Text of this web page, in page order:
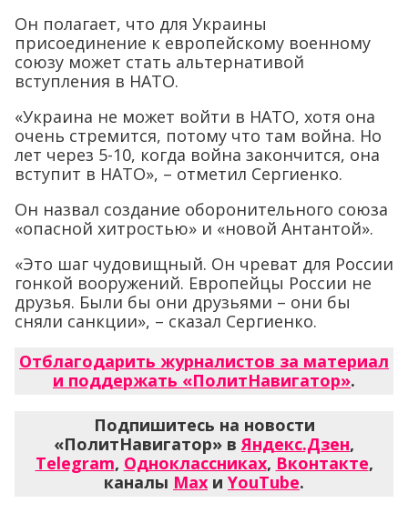
Он полагает, что для Украины
присоединение к европейскому военному
союзу может стать альтернативой
вступления в НАТО.
«Украина не может войти в НАТО, хотя она
очень стремится, потому что там война. Но
лет через 5-10, когда война закончится, она
вступит в НАТО», – отметил Сергиенко.
Он назвал создание оборонительного союза
«опасной хитростью» и «новой Антантой».
«Это шаг чудовищный. Он чреват для России
гонкой вооружений. Европейцы России не
друзья. Были бы они друзьями – они бы
сняли санкции», – сказал Сергиенко.
Отблагодарить журналистов за материал
и поддержать «ПолитНавигатор».
Подпишитесь на новости
«ПолитНавигатор» вЯндекс.Дзен,
Telegram, Одноклассниках, Вконтакте,
каналы Max и YouTube.